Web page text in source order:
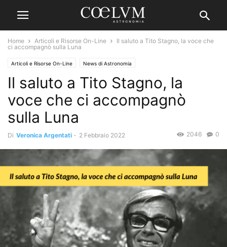
Home Articoli e Risorse On-Line
Il saluto a Tito Stagno, la voce che
ci accompagnò sulla Luna
Articoli e Risorse On-Line News di Astronomia
Il saluto a Tito Stagno, la
voce che ci accompagnò
sulla Luna
Di Veronica Argentati - 2 Febbraio 2022 0
2046